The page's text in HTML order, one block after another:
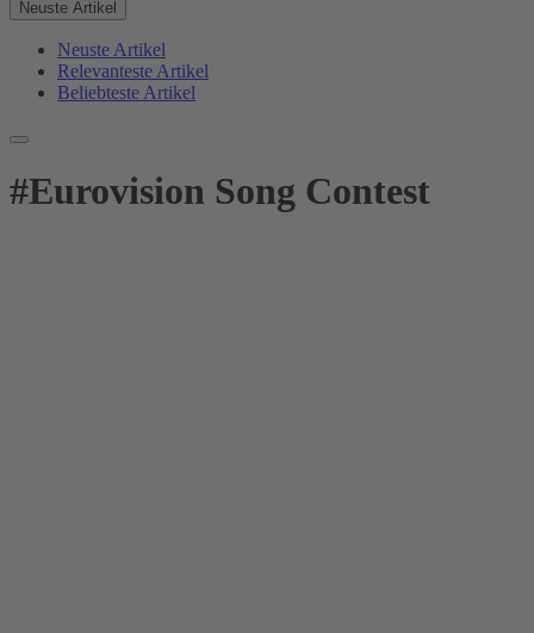
Neuste Artikel
Neuste Artikel
Relevanteste Artikel
Beliebteste Artikel
#Eurovision Song Contest